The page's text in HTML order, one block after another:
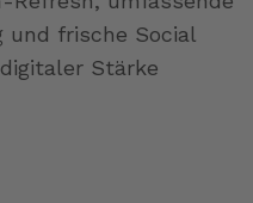
und frische Social
Stärke